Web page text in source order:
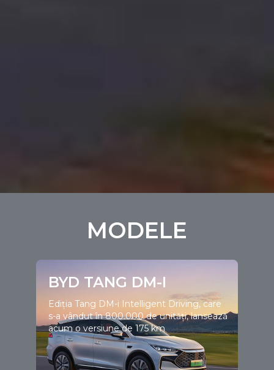
MODELE
BYD TANG DM-I
Ediția Tang DM-i Intelligent Driving, care
s-a vândut în 800.000 de unități, lansează
acum o versiune de 175 km